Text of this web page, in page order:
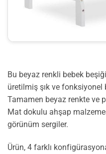
Bu beyaz renkli bebek
üretilmiş şık ve fonksiyonel
Tamamen beyaz renkte ve
Mat dokulu ahşap
görünüm sergiler.
Ürün, 4 farklı